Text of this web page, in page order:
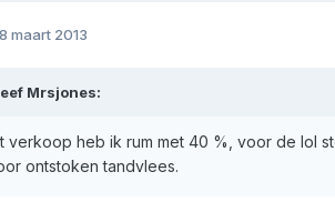
maart 2013
Mrsjones:
verkoop heb ik rum met 40 %, voor de lol
ontstoken tandvlees.